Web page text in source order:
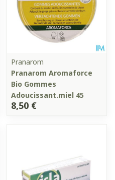
Pranarom
Pranarom Aromaforce
Bio Gommes
Adoucissant.miel 45
8,50 €